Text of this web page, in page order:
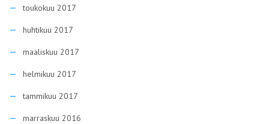
toukokuu 2017
huhtikuu 2017
maaliskuu 2017
helmikuu 2017
tammikuu 2017
marraskuu 2016